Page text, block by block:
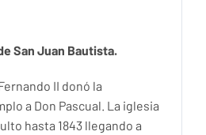
San Juan Bautista.
II donó la
a Don Pascual. La iglesia
hasta 1843 llegando a